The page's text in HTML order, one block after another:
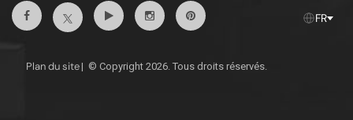
Facebook
X YouTubeInstagramPinterest FR
Plan du site| © Copyright 2026. Tous droits réservés.